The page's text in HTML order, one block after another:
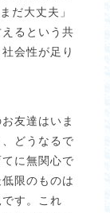
だ大丈夫」
るという共
会性が足り
友達はいま
どうなるで
に無関心で
限のものは
す。これ